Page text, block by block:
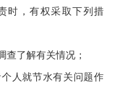
时，有权采取下列措
查了解有关情况；
人就节水有关问题作